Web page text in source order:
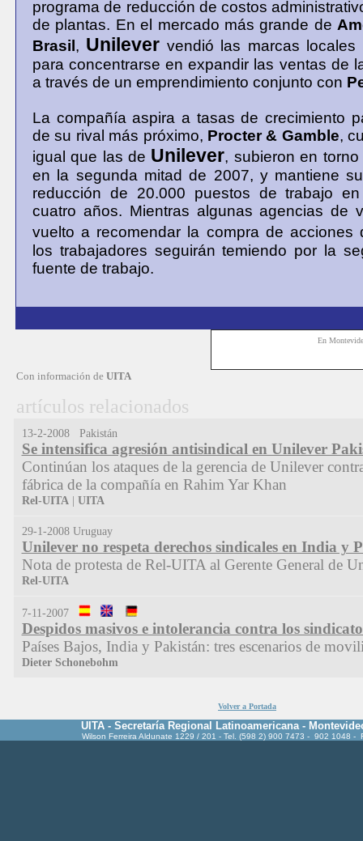
programa de reducción de costos
de plantas. En el mercado más grande de
Brasil , Unilever vendió las marcas locales
para concentrarse en expandir las ventas de
a través de un emprendimiento conjunto con
La compañía aspira a tasas de crecimiento
de su rival más próximo, Procter & Gamble,
igual que las de Unilever, subieron en
en la segunda mitad de 2007, y mantiene
reducción de 20.000 puestos de trabajo
cuatro años. Mientras algunas agencias de
vuelto a recomendar la compra de
los trabajadores seguirán temiendo por la
fuente de trabajo.
En
Con información de UITA
artículos relacionados
13-2-2008 Pakistán
Se intensifica agresión antisindical en Unilever
Continúan los ataques de la gerencia de Unilever
fábrica de la compañía en Rahim Yar Khan
Rel-UITA | UITA
29-1-2008 Uruguay
Unilever no respeta derechos sindicales en India y
Nota de protesta de Rel-UITA al Gerente General de
Rel-UITA
7-11-2007
Despidos masivos e intolerancia contra los
Países Bajos, India y Pakistán: tres escenarios de
Dieter Schonebohm
Volver a Portada
UITA - Secretaría Regional Latinoamericana -
Wilson Ferreira Aldunate 1229 / 201 - Tel. (598 2) 900 7473 - 902 1048 -